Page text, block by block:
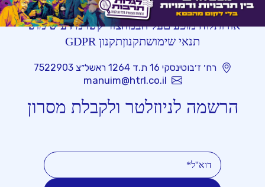
אודותלוח מופעיםעל הבמהצור קשרמידע שימושי
תנאי שימושתקנוןתקנון GDPR
רח׳ ז׳בוטינסקי 16 ת.ד 1264 ראשל״צ 7522903
manuim@htrl.co.il
הרשמה לניוזלטר ולקבלת מסרון